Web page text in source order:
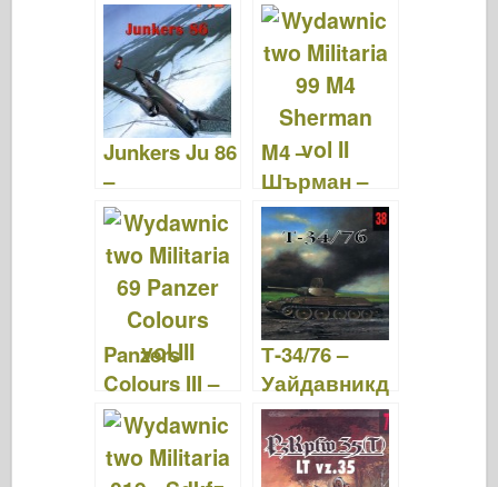
o Militaria 166
Wydawnictw
o Militaria 150
Junkers Ju 86
–
Уайдавникд
ве
Милитария
142
M4 –
Шърман –
Wydawnictw
o Militaria 099
Panzers
Colours III –
Wydawnictw
o Militaria 069
Т-34/76 –
Уайдавникд
во
Милитария
038